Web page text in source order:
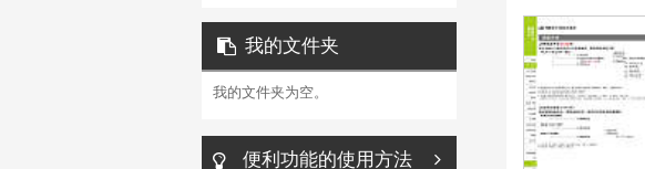
我的文件夹
我的文件夹为空。
便利功能的使用方法